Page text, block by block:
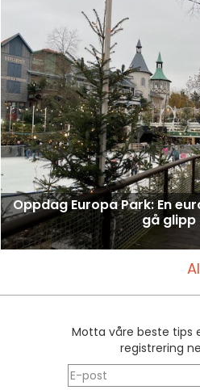
Oppdag Europa Park: En
gå glipp
Motta våre beste tips
registrering